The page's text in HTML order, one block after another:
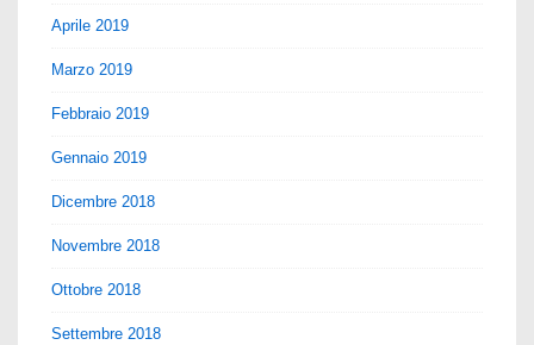
Aprile 2019
Marzo 2019
Febbraio 2019
Gennaio 2019
Dicembre 2018
Novembre 2018
Ottobre 2018
Settembre 2018